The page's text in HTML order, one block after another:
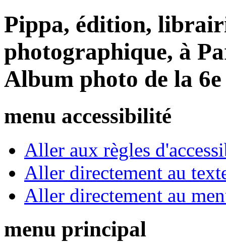
Pippa, édition,
photographique, à
Album photo de la
menu accessibilité
Aller aux règles
Aller directement au
Aller directement au
menu principal